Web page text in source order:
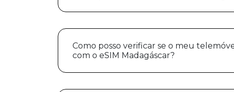
Como posso verificar se o meu
com o eSIM Madagáscar?